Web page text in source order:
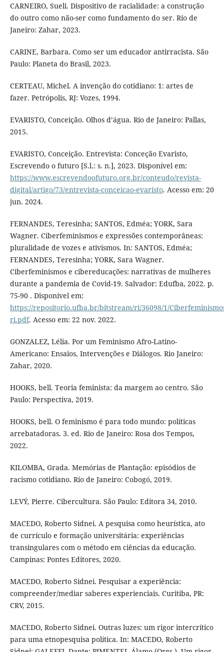
CARNEIRO, Sueli. Dispositivo de racialidade: a construção
do outro como não-ser como fundamento do ser. Rio de
Janeiro: Zahar, 2023.
CARINE, Barbara. Como ser um educador antirracista. São
Paulo: Planeta do Brasil, 2023.
CERTEAU, Michel. A invenção do cotidiano: 1: artes de
fazer. Petrópolis, RJ: Vozes, 1994.
EVARISTO, Conceição. Olhos d’água. Rio de Janeiro: Pallas,
2015.
EVARISTO, Conceição. Entrevista: Conceção Evaristo,
Escrevendo o futuro [S.l.: s. n.], 2023. Disponível em:
https://www.escrevendoofuturo.org.br/conteudo/revista-
digital/artigo/73/entrevista-conceicao-evaristo. Acesso em: 20
jun. 2024.
FERNANDES, Teresinha; SANTOS, Edméa; YORK, Sara
Wagner. Ciberfeminismos e expressões contemporâneas:
pluralidade de vozes e ativismos. In: SANTOS, Edméa;
FERNANDES, Teresinha; YORK, Sara Wagner.
Ciberfeminismos e cibereducações: narrativas de mulheres
durante a pandemia de Covid-19. Salvador: Edufba, 2022. p.
75-90 . Disponível em:
https://repositorio.ufba.br/bitstream/ri/36098/1/
ri.pdf. Acesso em: 22 nov. 2022.
GONZALEZ, Lélia. Por um Feminismo Afro-Latino-
Americano: Ensaios, Intervenções e Diálogos. Rio Janeiro:
Zahar, 2020.
HOOKS, bell. Teoria feminista: da margem ao centro. São
Paulo: Perspectiva, 2019.
HOOKS, bell. O feminismo é para todo mundo: políticas
arrebatadoras. 3. ed. Rio de Janeiro: Rosa dos Tempos,
2022.
KILOMBA, Grada. Memórias de Plantação: episódios de
racismo cotidiano. Rio de Janeiro: Cobogó, 2019.
LEVÝ, Pierre. Cibercultura. São Paulo: Editora 34, 2010.
MACEDO, Roberto Sidnei. A pesquisa como heurística, ato
de currículo e formação universitária: experiências
transingulares com o método em ciências da educação.
Campinas: Pontes Editores, 2020.
MACEDO, Roberto Sidnei. Pesquisar a experiência:
compreender/mediar saberes experienciais. Curitiba, PR:
CRV, 2015.
MACEDO, Roberto Sidnei. Outras luzes: um rigor intercrítico
para uma etnopesquisa política. In: MACEDO, Roberto